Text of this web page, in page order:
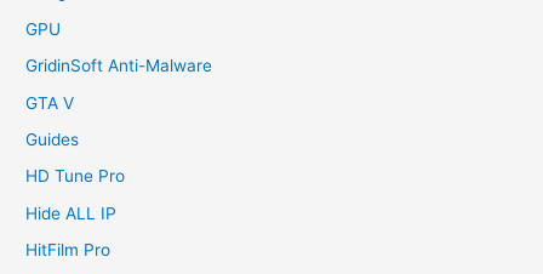
GPU
GridinSoft Anti-Malware
GTA V
Guides
HD Tune Pro
Hide ALL IP
HitFilm Pro